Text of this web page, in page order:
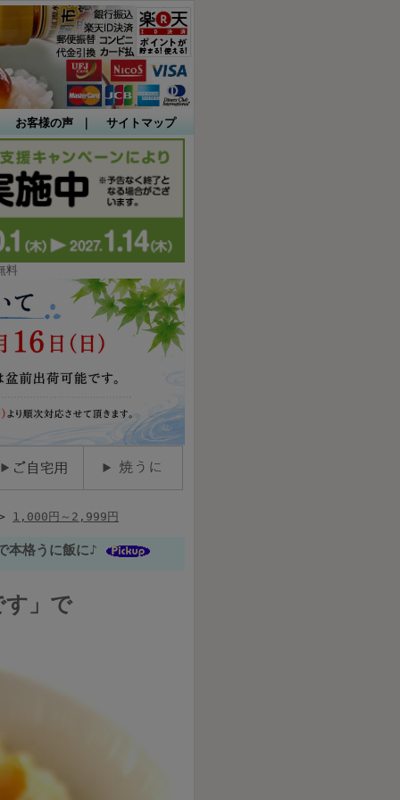
お客様の声 サイトマップ
料
1,000円～2,999円
本格うに飯に♪
す」で